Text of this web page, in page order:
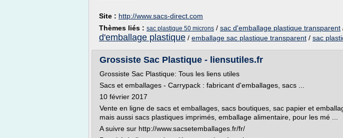
Site : http://www.sacs-direct.com
Thèmes liés : sac plastique 50 microns / sac d'emballage plastique transparent
d'emballage plastique / emballage sac plastique transparent / sac
Grossiste Sac Plastique - liensutiles.fr
Grossiste Sac Plastique: Tous les liens utiles
Sacs et emballages - Carrypack : fabricant d'emballages, sacs ...
10 février 2017
Vente en ligne de sacs et emballages, sacs boutiques, sac papier et
mais aussi sacs plastiques imprimés, emballage alimentaire, pour les mé ...
A suivre sur http://www.sacsetemballages.fr/fr/